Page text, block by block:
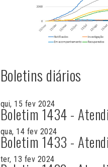
Boletins diários
qui, 15 fev 2024
Boletim 1434 -
qua, 14 fev 2024
Boletim 1433 -
ter, 13 fev 2024